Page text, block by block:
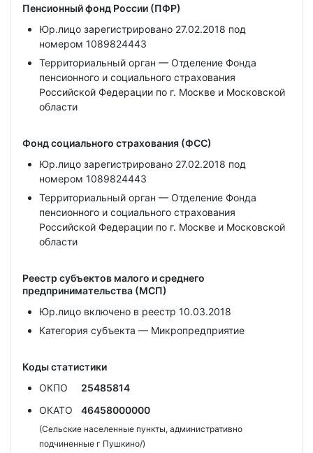
Пенсионный фонд России (ПФР)
Юр.лицо зарегистрировано 27.02.2018 под
номером 1089824443
Территориальный орган — Отделение Фонда
пенсионного и социального страхования
Российской Федерации по г. Москве и Московской
области
Фонд социального страхования (ФСС)
Юр.лицо зарегистрировано 27.02.2018 под
номером 1089824443
Территориальный орган — Отделение Фонда
пенсионного и социального страхования
Российской Федерации по г. Москве и Московской
области
Реестр субъектов малого и среднего
предпринимательства (МСП)
Юр.лицо включено в реестр 10.03.2018
Категория субъекта — Микропредприятие
Коды статистики
ОКПО
25485814
ОКАТО
46458000000
(Сельские населенные пункты, административно
подчиненные г Пушкино/)